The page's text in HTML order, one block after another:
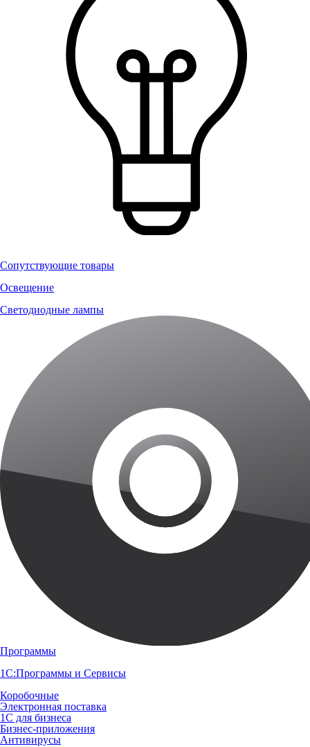
Сопутствующие товары
Освещение
Светодиодные лампы
Программы
1С:Программы и Сервисы
Коробочные
Электронная поставка
1С для бизнеса
Бизнес-приложения
Антивирусы